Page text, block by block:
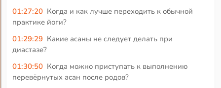
01:27:20 Когда и как лучше переходить к обычной
практике йоги?
01:29:29 Какие асаны не следует делать при
диастазе?
01:30:50 Когда можно приступать к выполнению
перевёрнутых асан после родов?